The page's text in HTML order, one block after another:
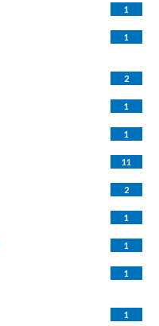
1
1
2
1
1
11
2
1
1
1
1